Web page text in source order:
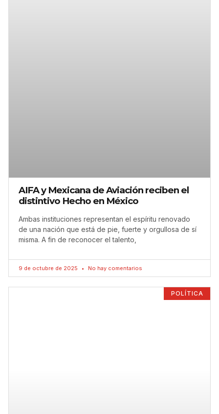
AIFA y Mexicana de Aviación reciben el
distintivo Hecho en México
Ambas instituciones representan el espíritu renovado
de una nación que está de pie, fuerte y orgullosa de sí
misma. A fin de reconocer el talento,
9 de octubre de 2025 No hay comentarios
POLÍTICA